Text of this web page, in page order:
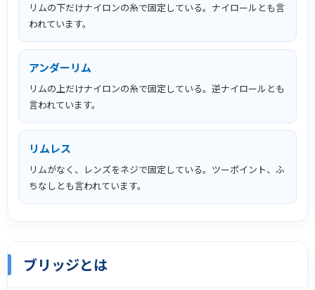
リムの下だけナイロンの糸で固定している。ナイロールとも言
われています。
アンダーリム
リムの上だけナイロンの糸で固定している。逆ナイロールとも
言われています。
リムレス
リムがなく、レンズをネジで固定している。ツーポイント、ふ
ちなしとも言われています。
ブリッジとは